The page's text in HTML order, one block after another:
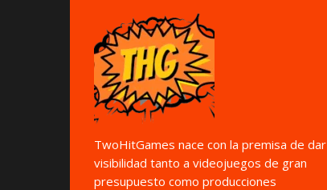
TwoHitGames nace con la premisa de dar
visibilidad tanto a videojuegos de gran
presupuesto como producciones